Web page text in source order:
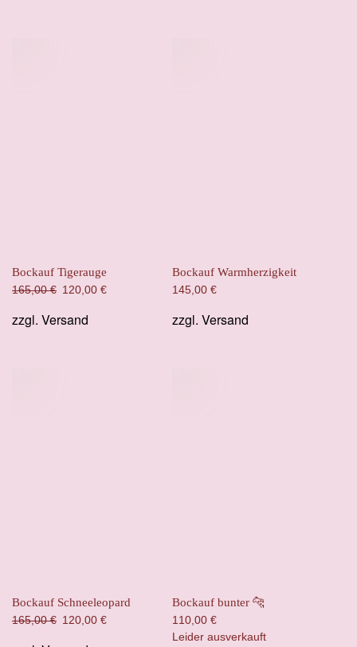
Bockauf Tigerauge
165,00€ Ursprünglicher
war:
120,00 €
zzgl. Versand
Bockauf Warmherzigkeit
145,00 €
zzgl. Versand
Bockauf Schneeleopard
165,00€ Ursprünglicher
120,00 €
Bockauf bunter 🐆
110,00 €
Leider ausverkauft